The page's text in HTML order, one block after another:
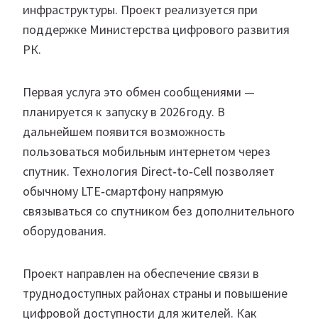
инфраструктуры. Проект реализуется при
поддержке Министерства цифрового развития
РК.
Первая услуга это обмен сообщениями —
планируется к запуску в 2026 году. В
дальнейшем появится возможность
пользоваться мобильным интернетом через
спутник. Технология Direct‑to‑Cell позволяет
обычному LTE‑смартфону напрямую
связываться со спутником без дополнительного
оборудования.
Проект направлен на обеспечение связи в
труднодоступных районах страны и повышение
цифровой доступности для жителей. Как